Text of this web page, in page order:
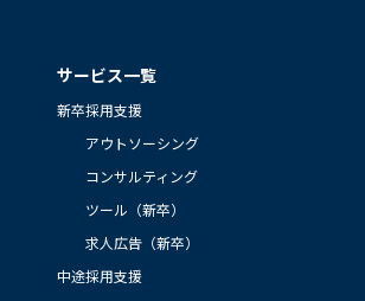
サービス一覧
新卒採用支援
アウトソーシング
コンサルティング
ツール（新卒）
求人広告（新卒）
中途採用支援